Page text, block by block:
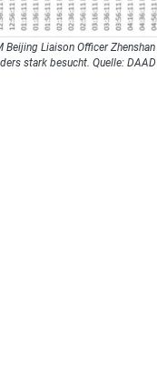
Beijing Liaison Officer Zhenshan
stark besucht. Quelle: DAAD